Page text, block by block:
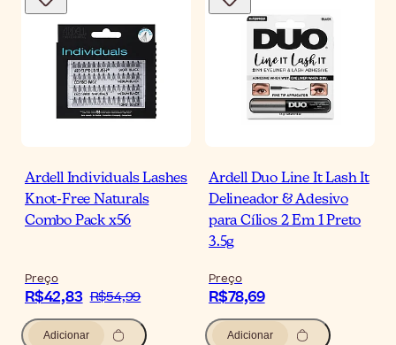
Ardell Individuals Lashes
Knot-Free Naturals
Combo Pack x56
Preço
R$42,83 R$54,99
Adicionar
Ardell Duo Line It Lash It
Delineador & Adesivo
para Cílios 2 Em 1 Preto
3.5g
Preço
R$78,69
Adicionar